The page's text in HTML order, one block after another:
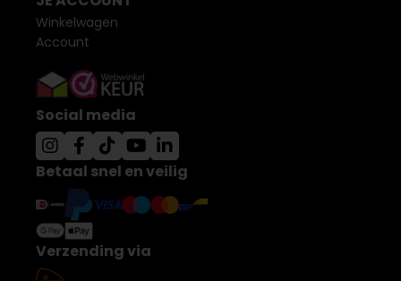
Winkelwagen
Account
Social media
Betaal snel en veilig
Verzending via